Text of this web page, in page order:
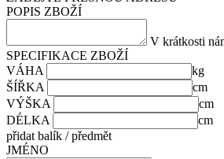
POPIS ZBOŽÍ
V krátkosti
SPECIFIKACE ZBOŽÍ
VÁHA
ŠÍŘKA
VÝŠKA
DÉLKA
přidat balík / předmět
JMÉNO